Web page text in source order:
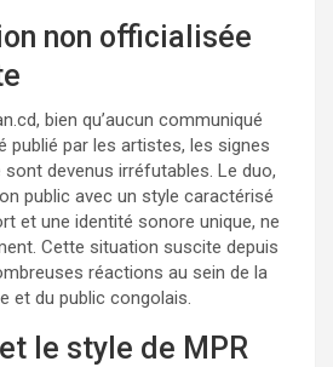
non officialisée
bien qu’aucun communiqué
publié par les artistes, les signes
sont devenus irréfutables. Le duo,
public avec un style caractérisé
et une identité sonore unique, ne
Cette situation suscite depuis
réactions au sein de la
et du public congolais.
le style de MPR